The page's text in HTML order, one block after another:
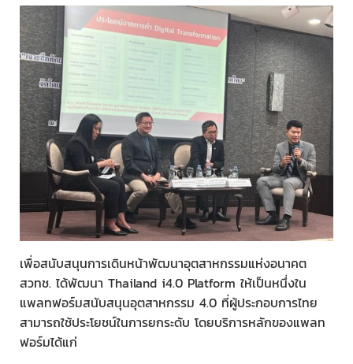
เพื่อสนับสนุนการเดินหน้าพัฒนาอุตสาหกรรมแห่งอนาคต
สวทช. ได้พัฒนา Thailand i4.0 Platform ให้เป็นหนึ่งใน
แพลทฟอร์มสนับสนุนอุตสาหกรรม 4.0 ที่ผู้ประกอบการไทย
สามารถใช้ประโยชน์ในการยกระดับ โดยบริการหลักของแพลท
ฟอร์มได้แก่